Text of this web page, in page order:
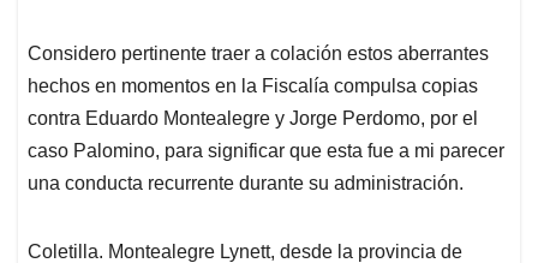
Considero pertinente traer a colación estos aberrantes
hechos en momentos en la Fiscalía compulsa copias
contra Eduardo Montealegre y Jorge Perdomo, por el
caso Palomino, para significar que esta fue a mi parecer
una conducta recurrente durante su administración.
Coletilla. Montealegre Lynett, desde la provincia de